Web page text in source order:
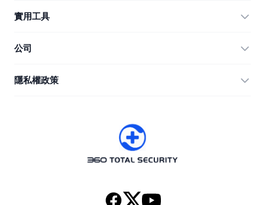
360 Total Security
Anti-Ransomware Tool
實用工具
360 Zip
RecoverlyX
公司
幫助
隱私權政策